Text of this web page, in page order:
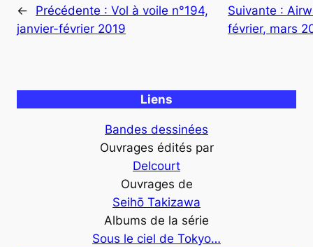
← Précédente : Vol à voile n°194,
janvier-février 2019
Suivante :
février, mars
Liens
Bandes dessinées
Ouvrages édités par
Delcourt
Ouvrages de
Seihō Takizawa
Albums de la série
Sous le ciel de Tokyo…